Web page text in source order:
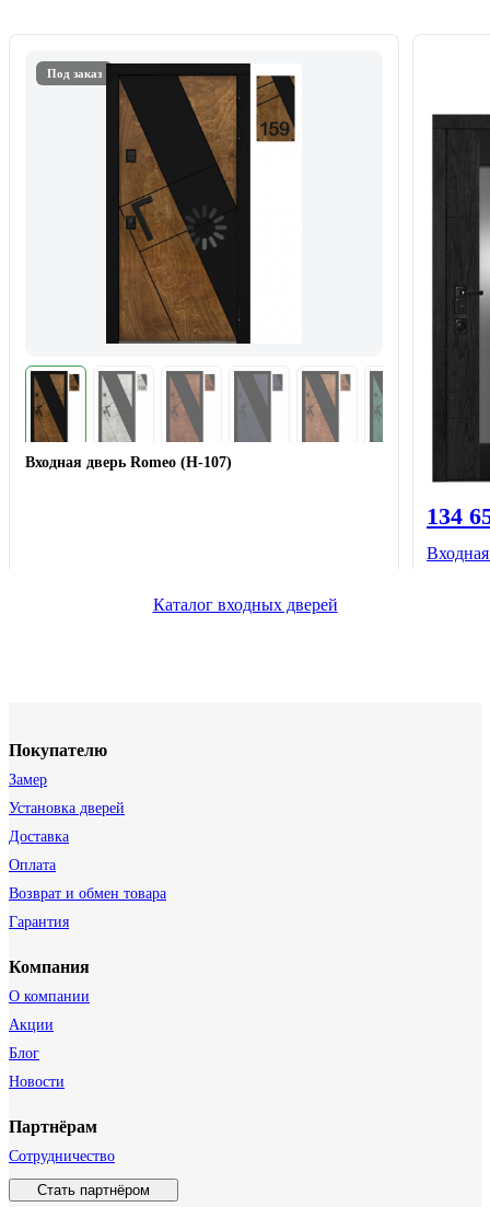
Под заказ
Входная дверь Romeo (Н-107)
134
Каталог входных дверей
Покупателю
Замер
Установка дверей
Доставка
Оплата
Возврат и обмен товара
Гарантия
Компания
О компании
Акции
Блог
Новости
Партнёрам
Сотрудничество
Стать партнёром